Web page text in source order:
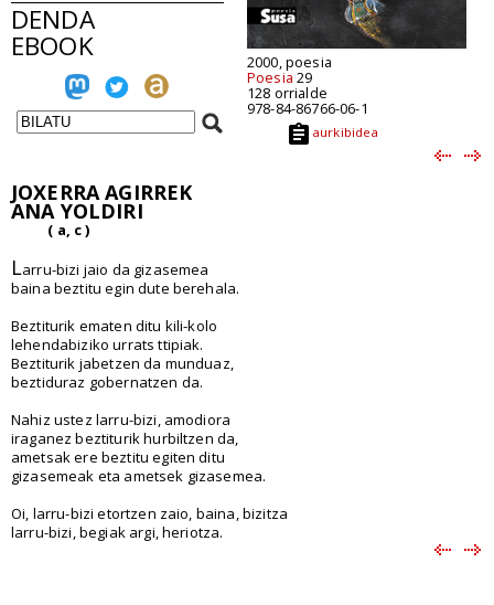
DENDA
EBOOK 2000, poesia
Poesia 29
128 orrialde
978-84-86766-06-1
aurkibidea
JOXERRA AGIRREK
ANA YOLDIRI
( a, c )
Larru-bizi jaio da gizasemea
baina beztitu egin dute berehala.
Beztiturik ematen ditu kili-kolo
lehendabiziko urrats ttipiak.
Beztiturik jabetzen da munduaz,
beztiduraz gobernatzen da.
Nahiz ustez larru-bizi, amodiora
iraganez beztiturik hurbiltzen da,
ametsak ere beztitu egiten ditu
gizasemeak eta ametsek gizasemea.
Oi, larru-bizi etortzen zaio, baina, bizitza
larru-bizi, begiak argi, heriotza.